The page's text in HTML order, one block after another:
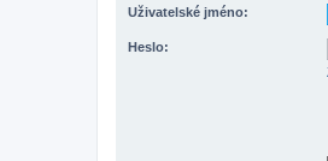
Uživatelské jméno:
Heslo: